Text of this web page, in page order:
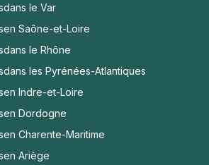
dans le Var
en Saône-et-Loire
dans le Rhône
dans les Pyrénées-Atlantiques
en Indre-et-Loire
en Dordogne
en Charente-Maritime
en Ariège